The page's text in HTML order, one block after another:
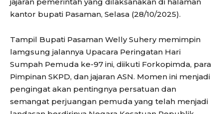
kantor bupati Pasaman, Selasa (28/10/2025).
Tampil Bupati Pasaman Welly Suhery memimpin
lamgsung jalannya Upacara Peringatan Hari
Sumpah Pemuda ke-97 ini, diikuti Forkopimda, para
Pimpinan SKPD, dan jajaran ASN. Momen ini menjadi
pengingat akan pentingnya persatuan dan
semangat perjuangan pemuda yang telah menjadi